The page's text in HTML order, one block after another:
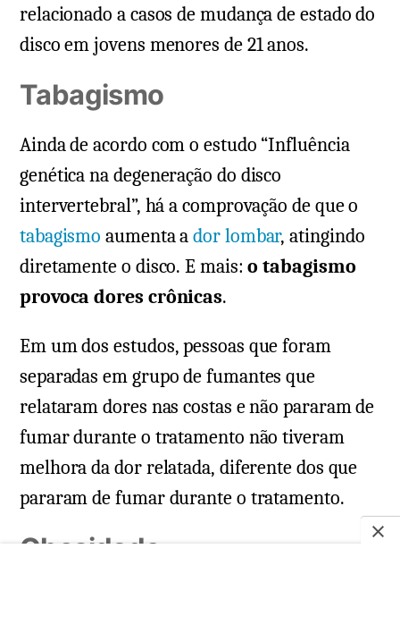
relacionado a casos de mudança de estado do
disco em jovens menores de 21 anos.
Tabagismo
Ainda de acordo com o estudo “Influência
genética na degeneração do disco
intervertebral”, há a comprovação de que o
tabagismo aumenta ador lombar, atingindo
diretamente o disco. E mais:o tabagismo
provoca dores crônicas.
Em um dos estudos, pessoas que foram
separadas em grupo de fumantes que
relataram dores nas costas e não pararam de
fumar durante o tratamento não tiveram
melhora da dor relatada, diferente dos que
pararam de fumar durante o tratamento.
Obesidade